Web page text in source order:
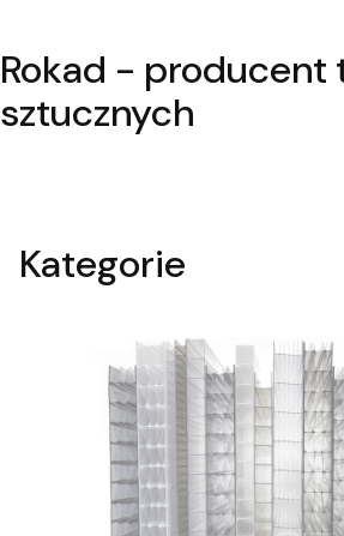
Rokad - producent
sztucznych
Kategorie